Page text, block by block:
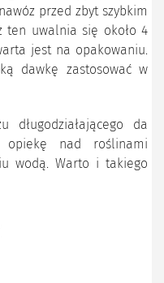
przed zbyt szybkim
ten uwalnia się około 4
jest na opakowaniu.
dawkę zastosować w
długodziałającego da
nad roślinami
wodą. Warto i takiego